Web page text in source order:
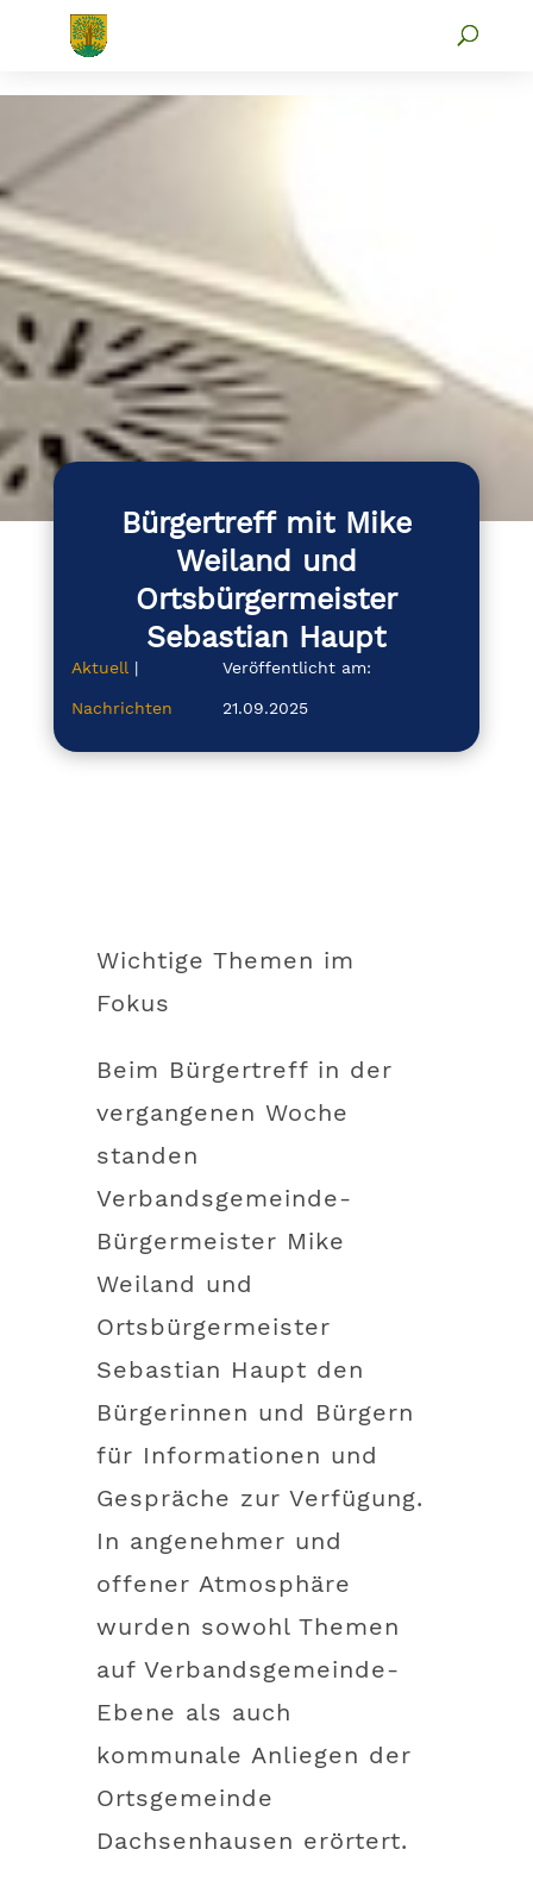
Bürgertreff mit Mike
Weiland und
Ortsbürgermeister
Sebastian Haupt
Aktuell|
Nachrichten
Veröffentlicht am:
21.09.2025
Wichtige Themen im
Fokus
Beim Bürgertreff in der
vergangenen Woche
standen
Verbandsgemeinde-
Bürgermeister Mike
Weiland und
Ortsbürgermeister
Sebastian Haupt den
Bürgerinnen und Bürgern
für Informationen und
Gespräche zur Verfügung.
In angenehmer und
offener Atmosphäre
wurden sowohl Themen
auf Verbandsgemeinde-
Ebene als auch
kommunale Anliegen der
Ortsgemeinde
Dachsenhausen erörtert.